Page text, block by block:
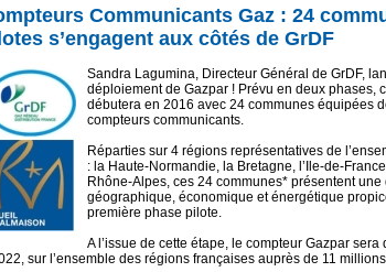
Communicants Gaz : 24
s’engagent aux côtés de GrDF
Sandra Lagumina, Directeur Général de GrDF,
déploiement de Gazpar ! Prévu en deux phases,
débutera en 2016 avec 24 communes équipées
compteurs communicants.
Réparties sur 4 régions représentatives de
: la Haute-Normandie, la Bretagne, l’Ile-de-
Rhône-Alpes, ces 24 communes* présentent une
géographique, économique et énergétique
première phase pilote.
A l’issue de cette étape, le compteur Gazpar sera
sur l’ensemble des régions françaises auprès de 11